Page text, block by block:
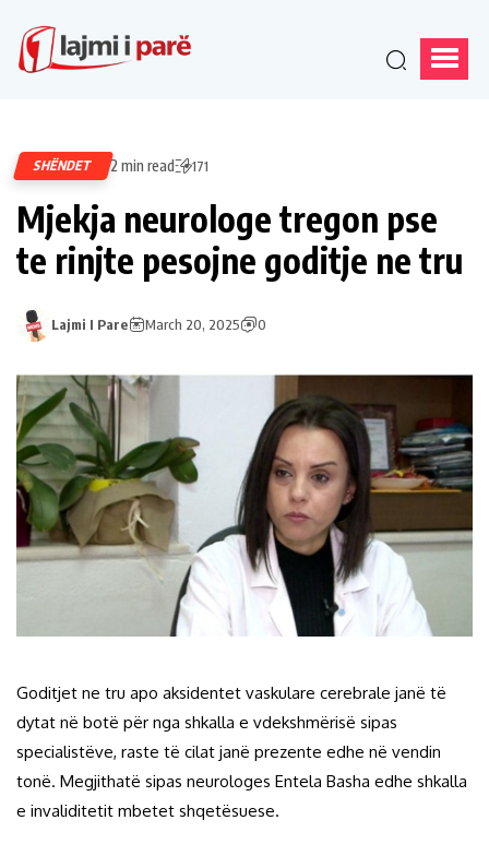
SHËNDET 2 min read 171
Mjekja neurologe tregon pse
te rinjte pesojne goditje ne tru
Lajmi I Pare March 20, 2025 0
Goditjet ne tru apo aksidentet vaskulare cerebrale janë të
dytat në botë për nga shkalla e vdekshmërisë sipas
specialistëve, raste të cilat janë prezente edhe në vendin
tonë. Megjithatë sipas neurologes Entela Basha edhe shkalla
e invaliditetit mbetet shqetësuese.